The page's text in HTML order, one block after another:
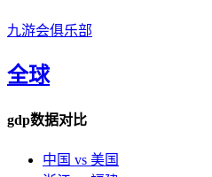
九游会俱乐部
全球
gdp数据对比
中国 vs 美国